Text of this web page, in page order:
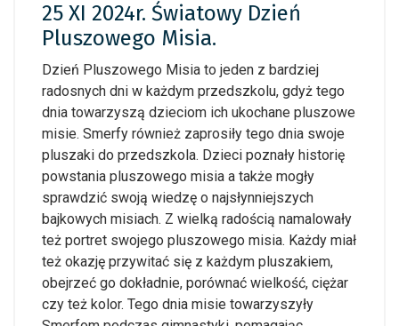
25 XI 2024r. Światowy Dzień
Pluszowego Misia.
Dzień Pluszowego Misia to jeden z bardziej
radosnych dni w każdym przedszkolu, gdyż tego
dnia towarzyszą dzieciom ich ukochane pluszowe
misie. Smerfy również zaprosiły tego dnia swoje
pluszaki do przedszkola. Dzieci poznały historię
powstania pluszowego misia a także mogły
sprawdzić swoją wiedzę o najsłynniejszych
bajkowych misiach. Z wielką radością namalowały
też portret swojego pluszowego misia. Każdy miał
też okazję przywitać się z każdym pluszakiem,
obejrzeć go dokładnie, porównać wielkość, ciężar
czy też kolor. Tego dnia misie towarzyszyły